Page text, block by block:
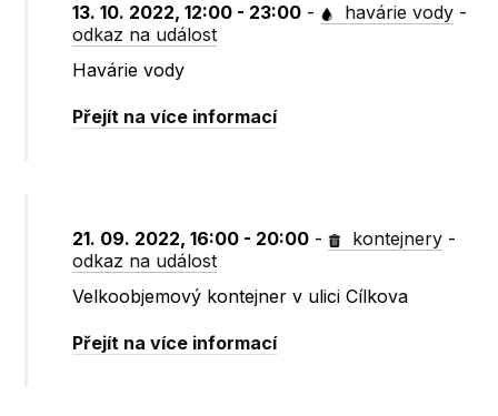
13. 10. 2022, 12:00 - 23:00 - havárie vody -
odkaz na událost
Havárie vody
Přejít na více informací
21. 09. 2022, 16:00 - 20:00 - kontejnery -
odkaz na událost
Velkoobjemový kontejner v ulici Cílkova
Přejít na více informací